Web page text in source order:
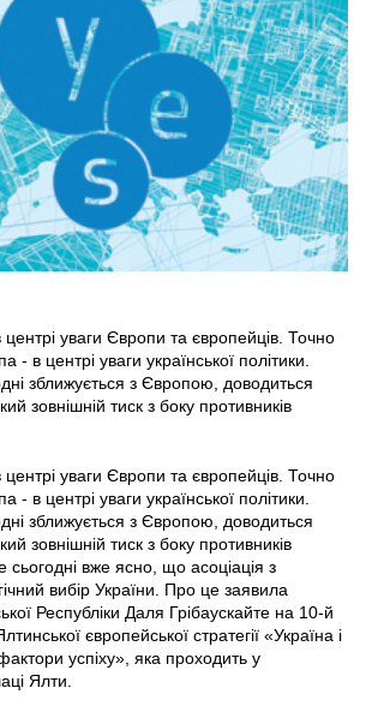
центрі уваги Європи та європейців. Точно
- в центрі уваги української політики.
зближується з Європою, доводиться
зовнішній тиск з боку противників
центрі уваги Європи та європейців. Точно
- в центрі уваги української політики.
зближується з Європою, доводиться
зовнішній тиск з боку противників
сьогодні вже ясно, що асоціація з
вибір України. Про це заявила
Республіки Даля Грібаускайте на 10-й
європейської стратегії «Україна і
успіху», яка проходить у
Ялти.